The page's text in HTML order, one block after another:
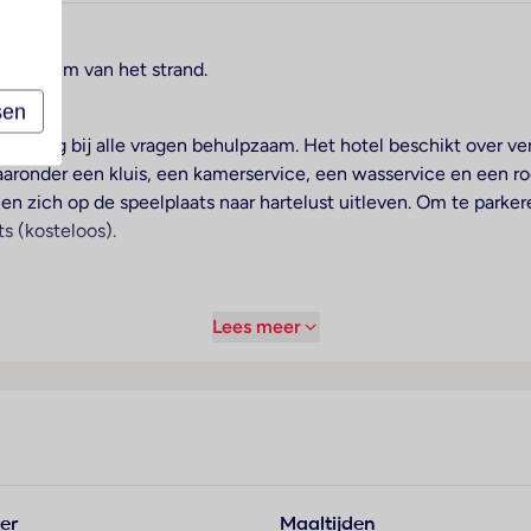
400 m van het strand.
graag bij alle vragen behulpzaam. Het hotel beschikt over
een kluis, een kamerservice, een wasservice en een
zich op de speelplaats naar hartelust uitleven. Om te
(kosteloos).
veilig in een kluis worden opgeborgen. Bovendien
zoals fietsen/mountainbiken, tafeltennis en
Lees meer
Maaltijden